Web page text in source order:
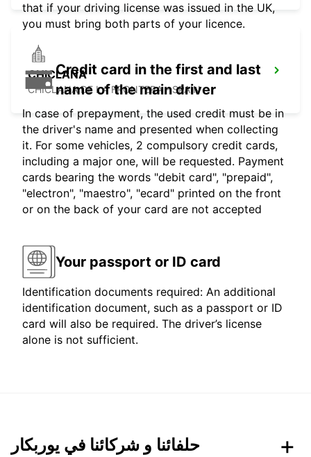
CHICLANA
CHICLANA DE LA FRONTERA - SPAIN
that if your driving license was issued in the UK,
you must bring both parts of your licence.
Credit card in the first and last
name of the main driver
In case of prepayment, the used credit must be in
the driver's name and presented when collecting
it. For some vehicles, 2 compulsory credit cards,
including a major one, will be requested. Payment
cards bearing the words "debit card", "prepaid",
"electron", "maestro", "ecard" printed on the front
or on the back of your card are not accepted
Your passport or ID card
Identification documents required: An additional
identification document, such as a passport or ID
card will also be required. The driver’s license
alone is not sufficient.
حلفائنا و شركائنا في يوربكار